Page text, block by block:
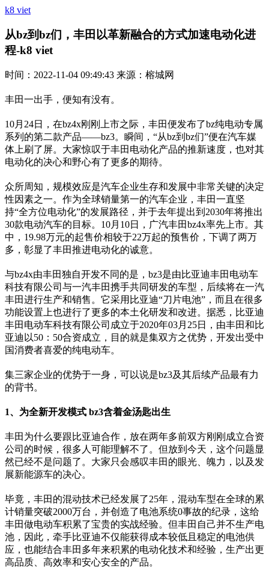
k8 viet
从bz到bz们，丰田以革新融合的方式加速电动化进
程-k8 viet
时间：2022-11-04 09:49:43 来源：榕城网
丰田一出手，便知有没有。
10月24日，在bz4x刚刚上市之际，丰田便发布了bz纯电动专属
系列的第二款产品——bz3。瞬间，“从bz到bz们”便在汽车媒
体上刷了屏。大家惊叹于丰田电动化产品的推新速度，也对其
电动化的决心和野心有了更多的期待。
众所周知，规模效应是汽车企业生存和发展中非常关键的决定
性因素之一。作为全球销量第一的汽车企业，丰田一直坚
持“全方位电动化”的发展路径，并于去年提出到2030年将推出
30款电动汽车的目标。10月10日，广汽丰田bz4x率先上市。其
中，19.98万元的起售价相较于22万起的预售价，下调了两万
多，彰显了丰田推进电动化的诚意。
与bz4x由丰田独自开发不同的是，bz3是由比亚迪丰田电动车
科技有限公司与一汽丰田携手共同研发的车型，后续将在一汽
丰田进行生产和销售。它采用比亚迪“刀片电池”，而且在很多
功能设置上也进行了更多的本土化研发和改进。据悉，比亚迪
丰田电动车科技有限公司成立于2020年03月25日，由丰田和比
亚迪以50：50合资成立，目的就是集双方之优势，开发出受中
国消费者喜爱的纯电动车。
集三家企业的优势于一身，可以说是bz3及其后续产品最有力
的背书。
1、为全新开发模式 bz3含着金汤匙出生
丰田为什么要跟比亚迪合作，放在两年多前双方刚刚成立合资
公司的时候，很多人可能理解不了。但放到今天，这个问题显
然已经不是问题了。大家只会感叹丰田的眼光、魄力，以及发
展新能源车的决心。
毕竟，丰田的混动技术已经发展了25年，混动车型在全球的累
计销量突破2000万台，并创造了电池系统0事故的纪录，这给
丰田做电动车积累了宝贵的实战经验。但丰田自己并不生产电
池，因此，牵手比亚迪不仅能获得成本较低且稳定的电池供
应，也能结合丰田多年来积累的电动化技术和经验，生产出更
高品质、高效率和安心安全的产品。